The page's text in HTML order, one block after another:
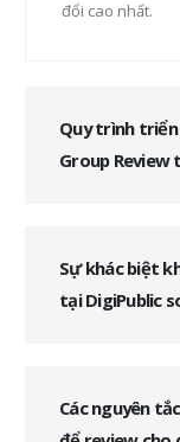
đổi cao nhất.
Quy trình
Group Review
Sự khác biệt
tại DigiPublic
Các nguyên